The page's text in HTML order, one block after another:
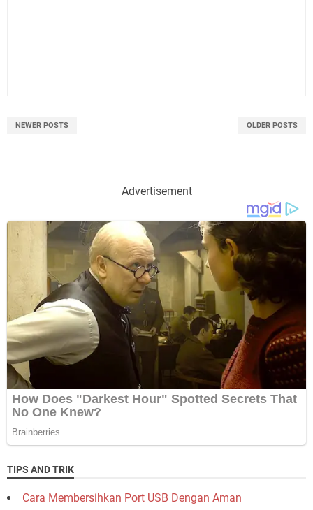
NEWER POSTS OLDER POSTS
Advertisement
TIPS AND TRIK
Cara Membersihkan Port USB Dengan Aman